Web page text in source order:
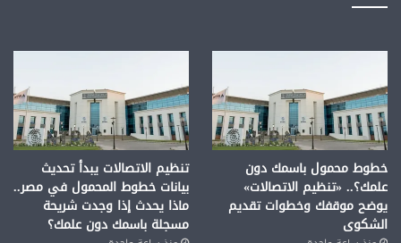
خطوط محمول باسمك دون
علمك؟.. «تنظيم الاتصالات»
يوضح موقفك وخطوات تقديم
الشكوى
تنظيم الاتصالات يبدأ تحديث
بيانات خطوط المحمول في مصر..
ماذا يحدث إذا وجدت شريحة
مسجلة باسمك دون علمك؟